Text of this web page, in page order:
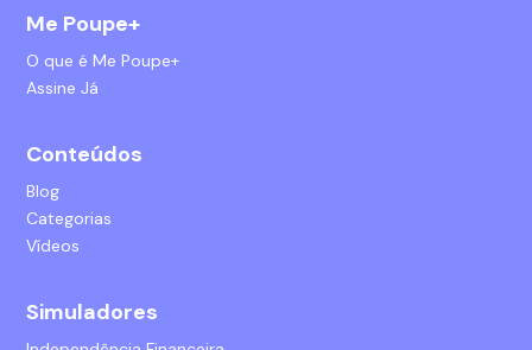
Me Poupe+
O que é Me Poupe+
Assine Já
Conteúdos
Blog
Categorias
Vídeos
Simuladores